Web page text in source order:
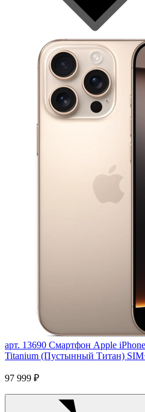
арт. 13690 Смартфон Apple
Titanium (Пустынный Титан)
97 999 ₽